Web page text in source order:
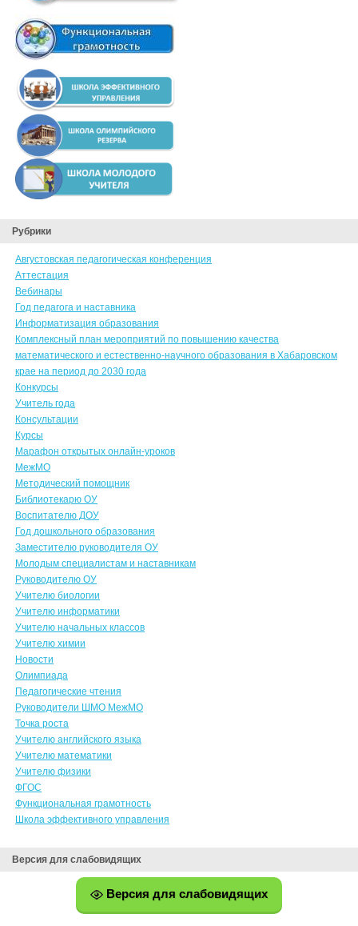
Рубрики
Августовская педагогическая конференция
Аттестация
Вебинары
Год педагога и наставника
Информатизация образования
Комплексный план мероприятий по повышению качества
математического и естественно-научного образования в Хабаровском
крае на период до 2030 года
Конкурсы
Учитель года
Консультации
Курсы
Марафон открытых онлайн-уроков
МежМО
Методический помощник
Библиотекарю ОУ
Воспитателю ДОУ
Год дошкольного образования
Заместителю руководителя ОУ
Молодым специалистам и наставникам
Руководителю ОУ
Учителю биологии
Учителю информатики
Учителю начальных классов
Учителю химии
Новости
Олимпиада
Педагогические чтения
Руководители ШМО МежМО
Точка роста
Учителю английского языка
Учителю математики
Учителю физики
ФГОС
Функциональная грамотность
Школа эффективного управления
Версия для слабовидящих
Версия для слабовидящих